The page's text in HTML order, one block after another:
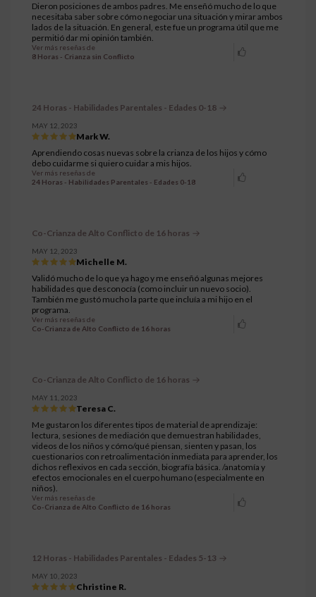
Dieron posiciones de ambos padres. Me enseñó mucho de lo que
necesitaba saber sobre cómo negociar una situación y mirar ambos
lados de la situación. En general, este fue un programa útil que me
permitió dar mi opinión también.
Ver más reseñas de
8 Horas - Crianza sin Conflicto
24 Horas - Habilidades Parentales - Edades 0-18
MAY 12, 2023
Mark W.
Aprendiendo cosas nuevas sobre la crianza de los hijos y cómo
debo cuidarme si quiero cuidar a mis hijos.
Ver más reseñas de
24 Horas - Habilidades Parentales - Edades 0-18
Co-Crianza de Alto Conflicto de 16 horas
MAY 12, 2023
Michelle M.
Validó mucho de lo que ya hago y me enseñó algunas mejores
habilidades que desconocía (como incluir un nuevo socio).
También me gustó mucho la parte que incluía a mi hijo en el
programa.
Ver más reseñas de
Co-Crianza de Alto Conflicto de 16 horas
Co-Crianza de Alto Conflicto de 16 horas
MAY 11, 2023
Teresa C.
Me gustaron los diferentes tipos de material de aprendizaje:
lectura, sesiones de mediación que demuestran habilidades,
videos de los niños y cómo/qué piensan, sienten y pasan, los
cuestionarios con retroalimentación inmediata para aprender, los
dichos reflexivos en cada sección, biografía básica. /anatomía y
efectos emocionales en el cuerpo humano (especialmente en
niños).
Ver más reseñas de
Co-Crianza de Alto Conflicto de 16 horas
12 Horas - Habilidades Parentales - Edades 5-13
MAY 10, 2023
Christine R.